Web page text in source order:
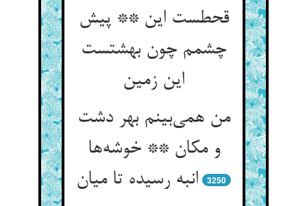
قحطست این ** پیش
چشمم چون بهشتست
این زمین
من همی‌بینم بهر دشت
و مکان ** خوشه‌ها
انبه رسیده تا میان
3250